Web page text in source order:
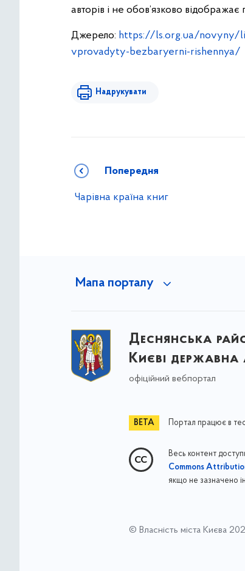
авторів і не обов’язково
Джерело: https://ls.org.ua/novyny/
vprovadyty-bezbaryerni-rishennya/
Надрукувати
Попередня
Чарівна країна книг
Мапа порталу
Деснянська
Києві державна
офіційний вебпортал
Портал працює в
Весь контент
Commons
якщо не зазначено
© Власність міста Києва